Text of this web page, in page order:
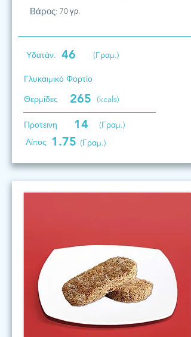
Βάρος: 70 γρ.
Υδατάν. 46 (Γραμ.)
Γλυκαιμικό Φορτίο
Θερμίδες
265 (kcals)
Προτεινη 14
(Γραμ.)
Λίπος 1.75 (Γραμ.)